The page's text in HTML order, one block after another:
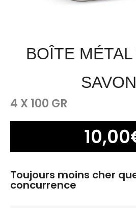
BOÎTE
4 X 100 GR
10,00
Toujours moins cher
concurrence